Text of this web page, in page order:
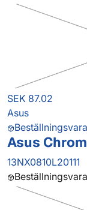
SEK 87.02
Asus
Beställningsvara
Asus
13NX0810L20111
Beställningsvara